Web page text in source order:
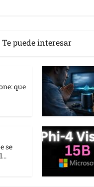
Te puede interesar
que
se